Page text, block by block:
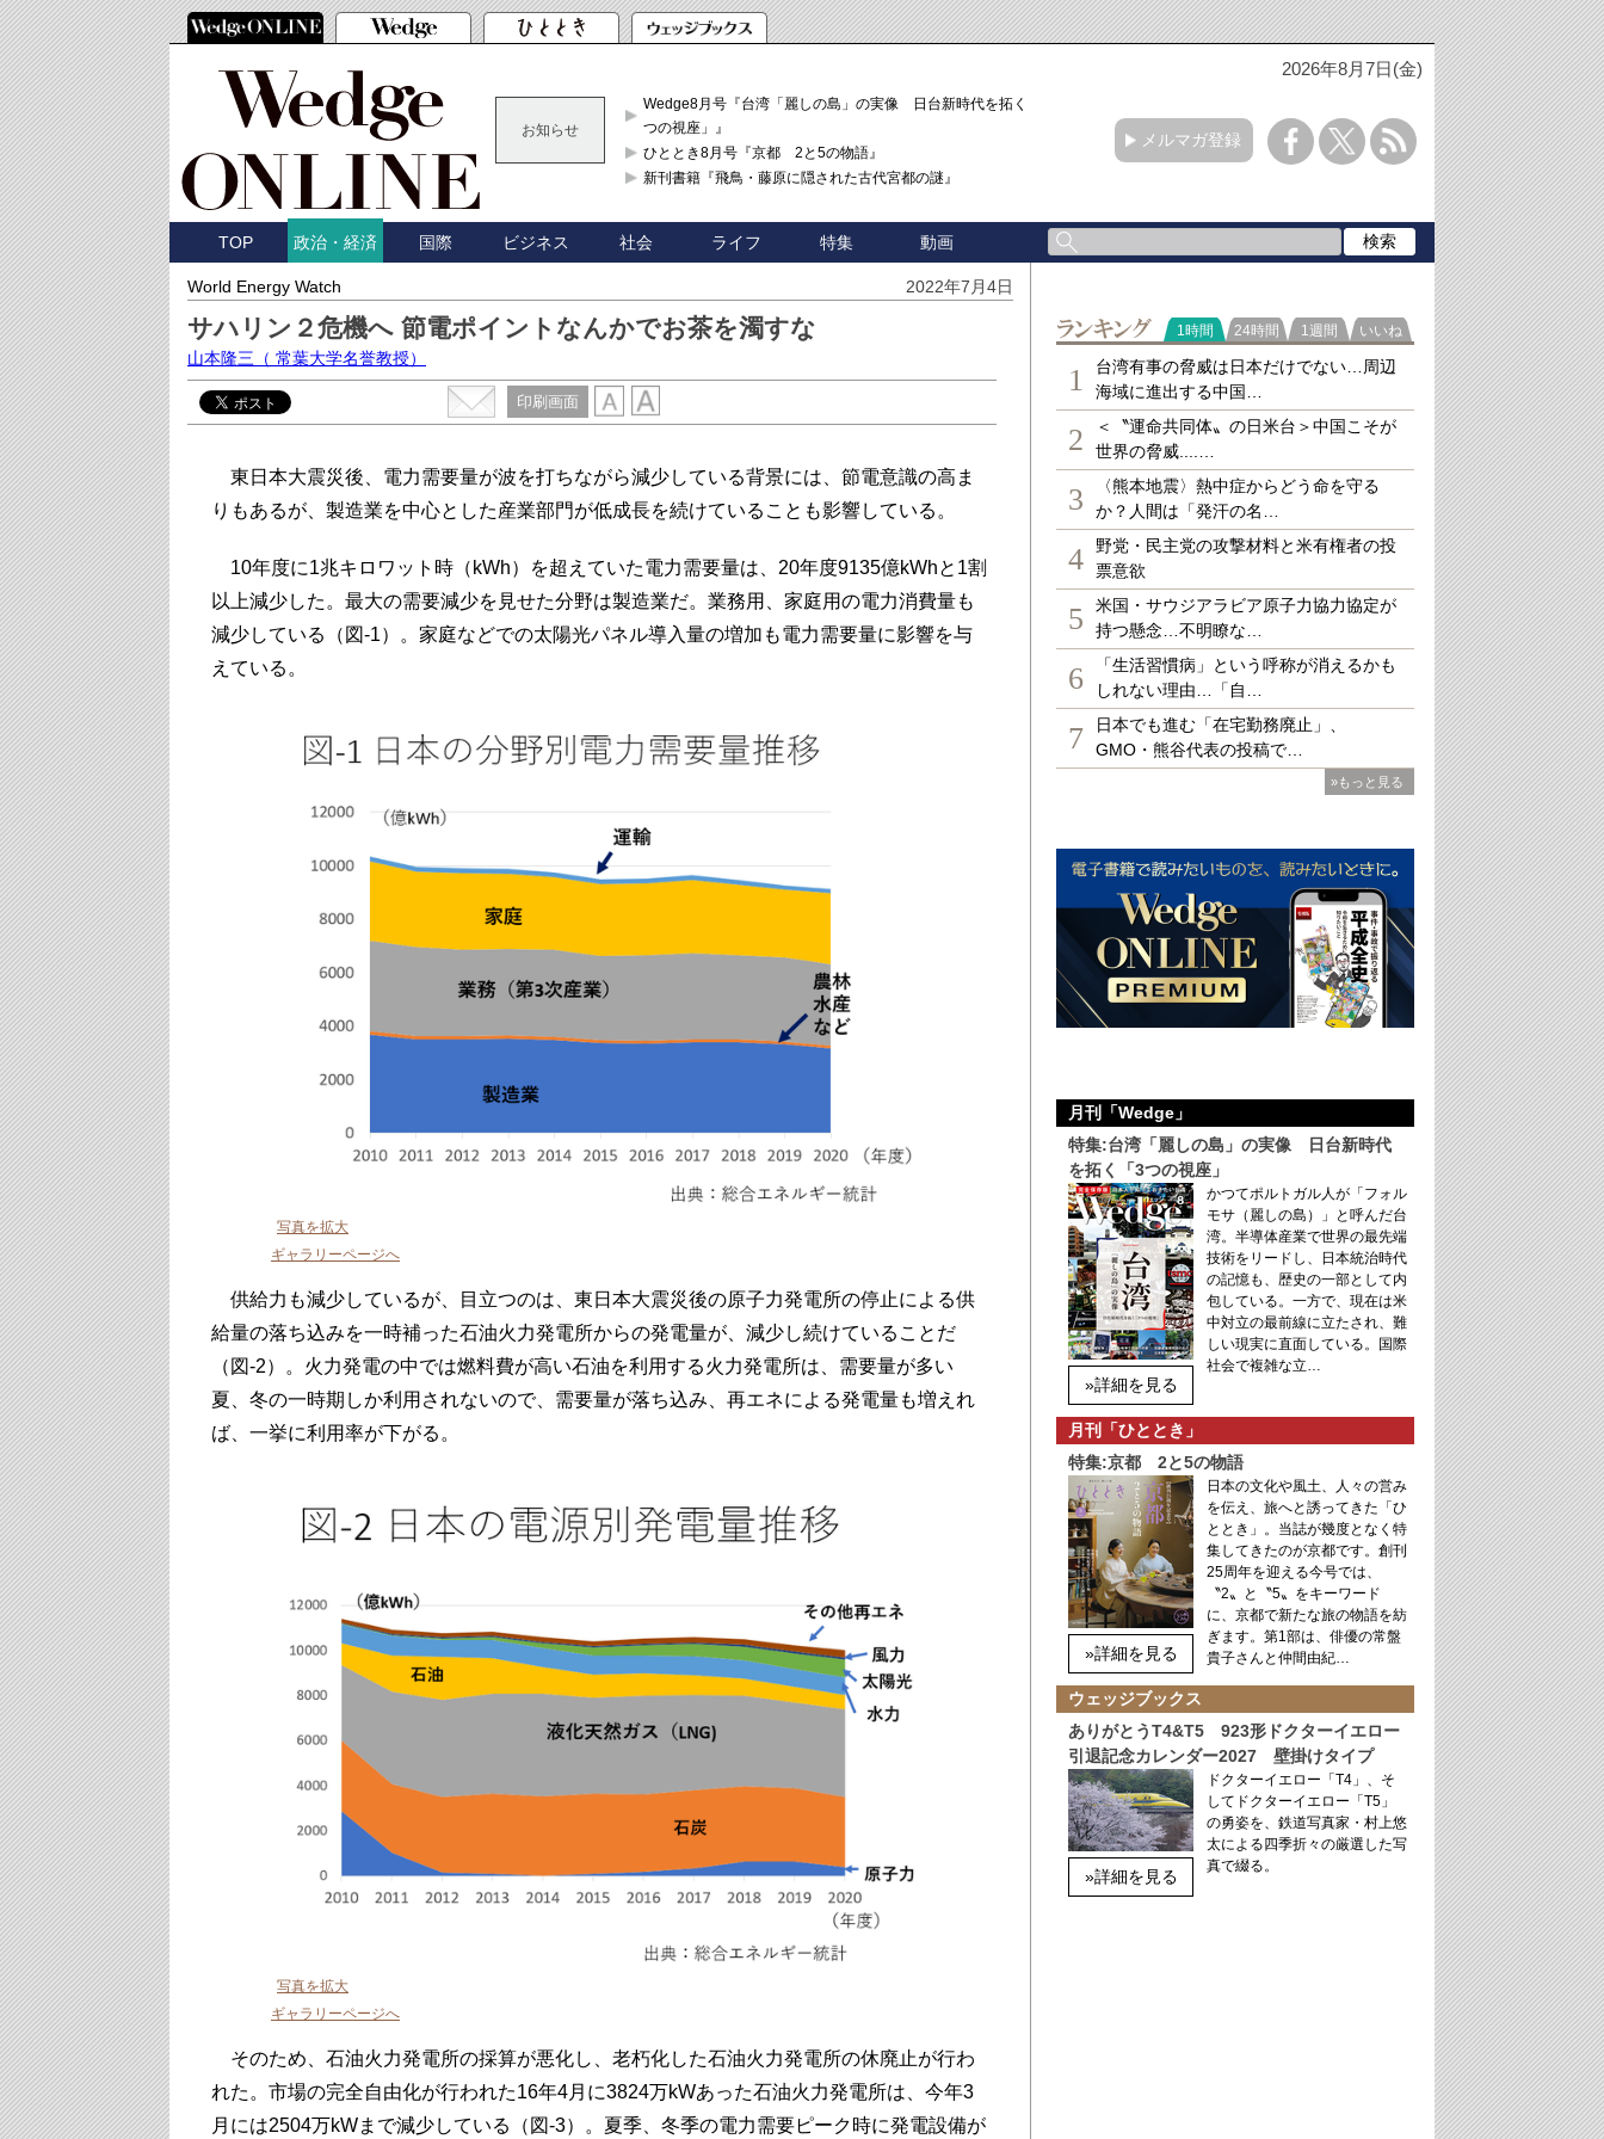
2026年8月7日(金)
お知らせ
Wedge8月号『台湾「麗しの島」の実像 日台新時代を拓く「3
つの視座」』
ひととき8月号『京都 2と5の物語』
新刊書籍『飛鳥・藤原に隠された古代宮都の謎』
メルマガ登録
TOP 政治・経済 国際 ビジネス 社会 ライフ 特集 動画
World Energy Watch 2022年7月4日
サハリン２危機へ 節電ポイントなんかでお茶を濁すな
山本隆三 （ 常葉大学名誉教授）
印刷画面
東日本大震災後、電力需要量が波を打ちながら減少している背景には、節電意識の高ま
りもあるが、製造業を中心とした産業部門が低成長を続けていることも影響している。
10年度に1兆キロワット時（kWh）を超えていた電力需要量は、20年度9135億kWhと1割
以上減少した。最大の需要減少を見せた分野は製造業だ。業務用、家庭用の電力消費量も
減少している（図-1）。家庭などでの太陽光パネル導入量の増加も電力需要量に影響を与
えている。
写真を拡大
ギャラリーページへ
供給力も減少しているが、目立つのは、東日本大震災後の原子力発電所の停止による供
給量の落ち込みを一時補った石油火力発電所からの発電量が、減少し続けていることだ
（図-2）。火力発電の中では燃料費が高い石油を利用する火力発電所は、需要量が多い
夏、冬の一時期しか利用されないので、需要量が落ち込み、再エネによる発電量も増えれ
ば、一挙に利用率が下がる。
写真を拡大
ギャラリーページへ
そのため、石油火力発電所の採算が悪化し、老朽化した石油火力発電所の休廃止が行わ
れた。市場の完全自由化が行われた16年4月に3824万kWあった石油火力発電所は、今年3
月には2504万kWまで減少している（図-3）。夏季、冬季の電力需要ピーク時に発電設備が
ランキング
1時間 24時間 1週間 いいね
1
台湾有事の脅威は日本だけでない…周辺
海域に進出する中国…
2
＜〝運命共同体〟の日米台＞中国こそが
世界の脅威....…
3
〈熊本地震〉熱中症からどう命を守る
か？人間は「発汗の名…
4
野党・民主党の攻撃材料と米有権者の投
票意欲
5
米国・サウジアラビア原子力協力協定が
持つ懸念…不明瞭な…
6
「生活習慣病」という呼称が消えるかも
しれない理由…「自…
7
日本でも進む「在宅勤務廃止」、
GMO・熊谷代表の投稿で…
»もっと見る
月刊「Wedge」
特集:台湾「麗しの島」の実像 日台新時代
を拓く「3つの視座」
»詳細を見る
かつてポルトガル人が「フォル
モサ（麗しの島）」と呼んだ台
湾。半導体産業で世界の最先端
技術をリードし、日本統治時代
の記憶も、歴史の一部として内
包している。一方で、現在は米
中対立の最前線に立たされ、難
しい現実に直面している。国際
社会で複雑な立…
月刊「ひととき」
特集:京都 2と5の物語
»詳細を見る
日本の文化や風土、人々の営み
を伝え、旅へと誘ってきた「ひ
ととき」。当誌が幾度となく特
集してきたのが京都です。創刊
25周年を迎える今号では、
〝2〟と〝5〟をキーワード
に、京都で新たな旅の物語を紡
ぎます。第1部は、俳優の常盤
貴子さんと仲間由紀…
ウェッジブックス
ありがとうT4&T5 923形ドクターイエロー
引退記念カレンダー2027 壁掛けタイプ
»詳細を見る
ドクターイエロー「T4」、そ
してドクターイエロー「T5」
の勇姿を、鉄道写真家・村上悠
太による四季折々の厳選した写
真で綴る。